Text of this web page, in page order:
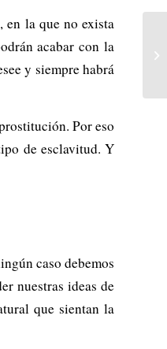
en la que no exista
acabar con la
y siempre habrá
Por eso
de esclavitud. Y
caso debemos
nuestras ideas de
que sientan la